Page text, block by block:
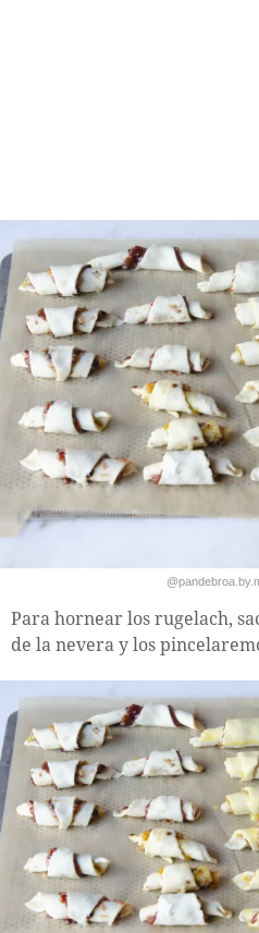
Para hornear los rugelach,
de la nevera y los